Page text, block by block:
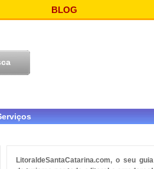
BLOG
LitoraldeSantaCatarina.com, o seu guia